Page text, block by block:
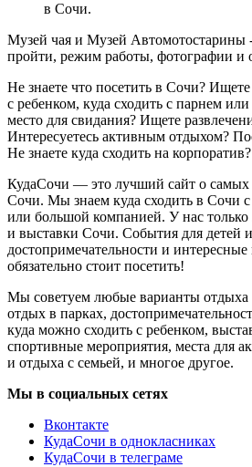
в Сочи.
Музей чая и Музей Автомотостарины
пройти, режим работы, фотографии и
Не знаете что посетить в Сочи? Ищете
с ребенком, куда сходить с парнем
место для свидания? Ищете
Интересуетесь активным отдыхом?
Не знаете куда сходить на
КудаСочи — это лучший сайт о самых
Сочи. Мы знаем куда сходить в Сочи
или большой компанией. У нас
и выставки Сочи. События для детей
достопримечательности и
обязательно стоит посетить!
Мы советуем любые варианты
отдых в парках,
куда можно сходить с ребенком,
спортивные мероприятия, места для
и отдыха с семьей, и многое другое.
Мы в социальных сетях
Вконтакте
КудаСочи в однокласниках
КудаСочи в телеграме